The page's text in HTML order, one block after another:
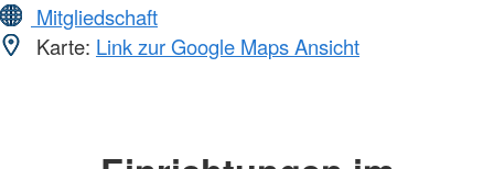
Mitgliedschaft
Karte: Link zur Google Maps Ansicht